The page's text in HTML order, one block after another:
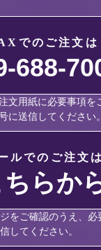
でのご注文は
688-
文用紙に必要事項を
に送信してください。
ルでのご注文は
ちらか
をご確認のうえ、必
してください。